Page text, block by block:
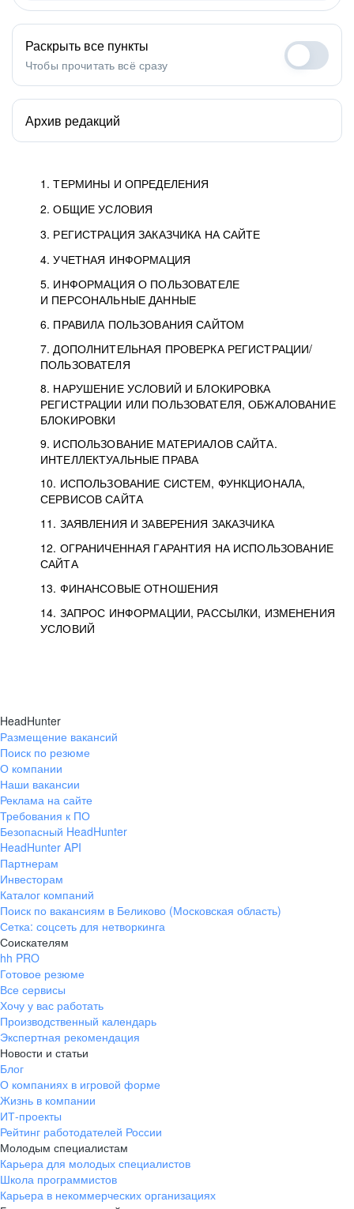
1. ТЕРМИНЫ И ОПРЕДЕЛЕНИЯ
2. ОБЩИЕ УСЛОВИЯ
3. РЕГИСТРАЦИЯ ЗАКАЗЧИКА НА САЙТЕ
4. УЧЕТНАЯ ИНФОРМАЦИЯ
5. ИНФОРМАЦИЯ О ПОЛЬЗОВАТЕЛЕ
И ПЕРСОНАЛЬНЫЕ ДАННЫЕ
6. ПРАВИЛА ПОЛЬЗОВАНИЯ САЙТОМ
7. ДОПОЛНИТЕЛЬНАЯ ПРОВЕРКА РЕГИСТРАЦИИ/
ПОЛЬЗОВАТЕЛЯ
8. НАРУШЕНИЕ УСЛОВИЙ И БЛОКИРОВКА
РЕГИСТРАЦИИ ИЛИ ПОЛЬЗОВАТЕЛЯ, ОБЖАЛОВАНИЕ
БЛОКИРОВКИ
9. ИСПОЛЬЗОВАНИЕ МАТЕРИАЛОВ САЙТА.
ИНТЕЛЛЕКТУАЛЬНЫЕ ПРАВА
10. ИСПОЛЬЗОВАНИЕ СИСТЕМ, ФУНКЦИОНАЛА,
СЕРВИСОВ САЙТА
11. ЗАЯВЛЕНИЯ И ЗАВЕРЕНИЯ ЗАКАЗЧИКА
12. ОГРАНИЧЕННАЯ ГАРАНТИЯ НА ИСПОЛЬЗОВАНИЕ
САЙТА
13. ФИНАНСОВЫЕ ОТНОШЕНИЯ
14. ЗАПРОС ИНФОРМАЦИИ, РАССЫЛКИ, ИЗМЕНЕНИЯ
УСЛОВИЙ
Раскрыть все пункты
Чтобы прочитать всё сразу
Архив редакций
HeadHunter
Размещение вакансий
Поиск по резюме
О компании
Наши вакансии
Реклама на сайте
Требования к ПО
Безопасный HeadHunter
HeadHunter API
Партнерам
Инвесторам
Каталог компаний
Поиск по вакансиям в Беликово (Московская область)
Сетка: соцсеть для нетворкинга
Соискателям
hh PRO
Готовое резюме
Все сервисы
Хочу у вас работать
Производственный календарь
Экспертная рекомендация
Новости и статьи
Блог
О компаниях в игровой форме
Жизнь в компании
ИТ-проекты
Рейтинг работодателей России
Молодым специалистам
Карьера для молодых специалистов
Школа программистов
Карьера в некоммерческих организациях